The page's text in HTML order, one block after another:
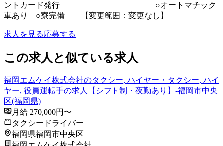
ントカード発行 ○オートマチック
車あり ○寮完備 【変更範囲：変更なし】
求人を見る応募する
この求人と似ている求人
福岡エムケイ株式会社のタクシー, ハイヤー・タクシー, ハイ
ヤー, 役員運転手の求人【シフト制・夜勤あり】-福岡市中央
区(福岡県)
月給 270,000円〜
タクシードライバー
福岡県福岡市中央区